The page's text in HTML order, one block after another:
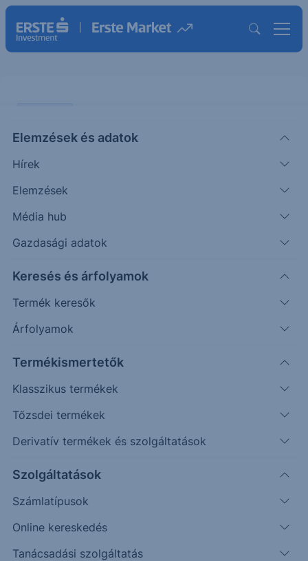
Elemzések és adatok
Hírek
Elemzések
Média hub
Gazdasági adatok
Keresés és árfolyamok
Termék keresők
Árfolyamok
Termékismertetők
Klasszikus termékek
Tőzsdei termékek
Derivatív termékek és szolgáltatások
Szolgáltatások
Számlatípusok
Online kereskedés
Tanácsadási szolgáltatás
eurózónás inflációs adat. A várakozások szerint az
infláció 1,7%-on, a maginfláció 2,2%-on
stagnálhatott.
Ma 11:00 órakor jelenik meg a februári előzetes
eurózónás inflációs adat. A várakozások szerint az
infláció 1,7%-on, a maginfláció 2,2%-on
Erste Netbroker
és az amerikai piacon